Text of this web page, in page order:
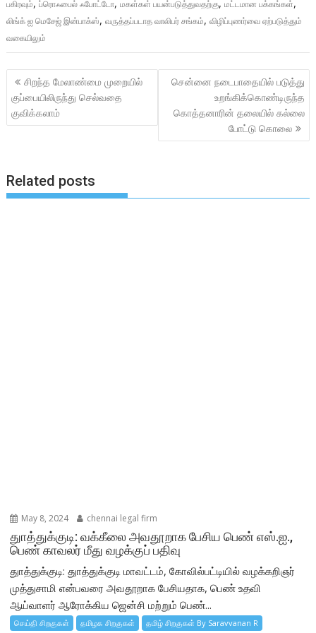
பகிரவும்,ப்ரொஃபைல் ஃபோட்டோ,மகள்கள் பயன்படுத்துவதற்கு,மட்டமான பக்கங்கள்,
லிங்க் ஐ மெசேஜ் இன்பாக்ஸ்,வருத்தப்படாத வாலிபர் சங்கம்,விழிப்புணர்வை ஏற்படுத்தும்
வகையிலும்
Post
navigation
சிறந்த மேலாண்மை முறையில்
குப்பையிலிருந்து செல்வதை
குவிக்கலாம்
சென்னை நடைபாதையில் படுத்து
உறங்கிக்கொண்டிருந்த
கொத்தனாரின் தலையில் கல்லை
போட்டு கொலை
Related posts
May 8, 2024 chennai legal firm
துாத்துக்குடி: வக்கீலை அவதூறாக பேசிய பெண் எஸ்.ஐ.,
பெண் காவலர் மீது வழக்குப் பதிவு
துாத்துக்குடி: துாத்துக்குடி மாவட்டம், கோவில்பட்டியில் வழக்கறிஞர்
முத்துசாமி என்பவரை அவதூறாக பேசியதாக, பெண் உதவி
ஆய்வாளர் ஆரோக்கிய ஜென்சி மற்றும் பெண்...
செய்தி சிறகுகள் தமிழக சிறகுகள்
தமிழ் சிறகுகள் By Saravvanan R